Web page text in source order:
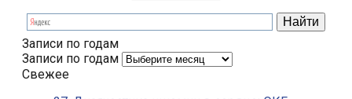
Записи по годам
Записи по годам
Свежее